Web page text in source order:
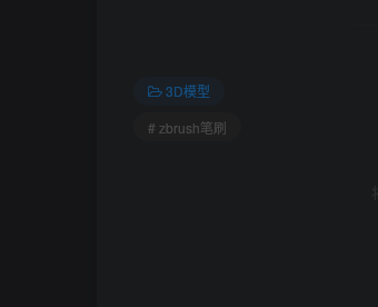
3D模型
# zbrush笔刷